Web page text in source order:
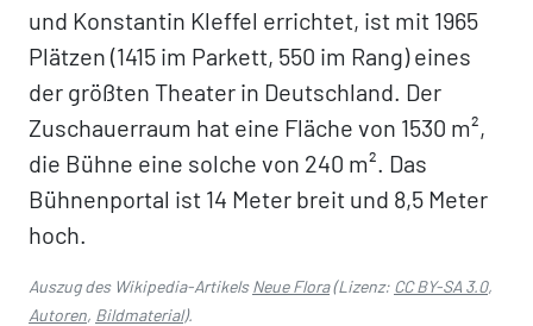
und Konstantin Kleffel errichtet, ist mit 1965
Plätzen (1415 im Parkett, 550 im Rang) eines
der größten Theater in Deutschland. Der
Zuschauerraum hat eine Fläche von 1530 m²,
die Bühne eine solche von 240 m². Das
Bühnenportal ist 14 Meter breit und 8,5 Meter
hoch.
Auszug des Wikipedia-ArtikelsNeue Flora(Lizenz: CC BY-SA 3.0,
Autoren, Bildmaterial).